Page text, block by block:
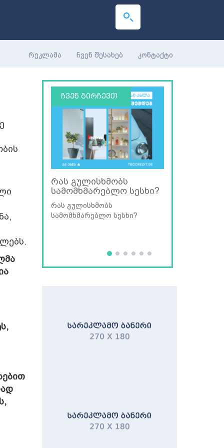
რეკლამა ჩვენ შესახებ კონტაქტი
ჩვენ გირჩევთ
რას გულისხმობს
სამომხმარებლო სესხი?
რას გულისხმობს
სამომხმარებლო სესხი?